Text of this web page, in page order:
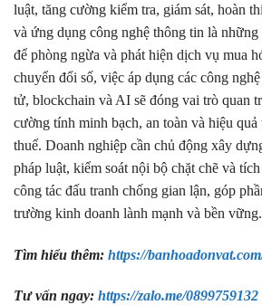
luật, tăng cường kiểm tra, giám sát, hoàn
và ứng dụng công nghệ thông tin là
để phòng ngừa và phát hiện dịch vụ mua
chuyển đổi số, việc áp dụng các công
tử, blockchain và AI sẽ đóng vai trò quan
cường tính minh bạch, an toàn và hiệu
thuế. Doanh nghiệp cần chủ động xây
pháp luật, kiểm soát nội bộ chặt chẽ và
công tác đấu tranh chống gian lận, góp
trường kinh doanh lành mạnh và bền vững.
Tìm hiểu thêm: https://
Tư vấn ngay: https://zalo.me/0899759132